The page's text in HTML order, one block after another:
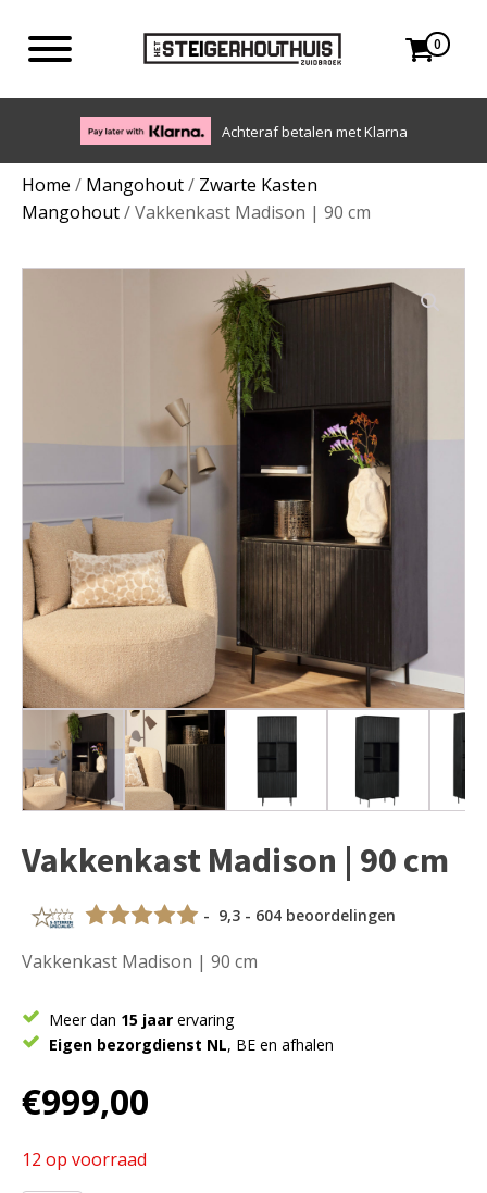
0
Achteraf betalen met Klarna
Home / Mangohout/ Zwarte Kasten
Mangohout/ Vakkenkast Madison | 90 cm
Vakkenkast Madison | 90 cm
- 9,3 - 604 beoordelingen
Vakkenkast Madison | 90 cm
Meer dan 15 jaar ervaring
Eigen bezorgdienst NL, BE en afhalen
€999,00
12 op voorraad